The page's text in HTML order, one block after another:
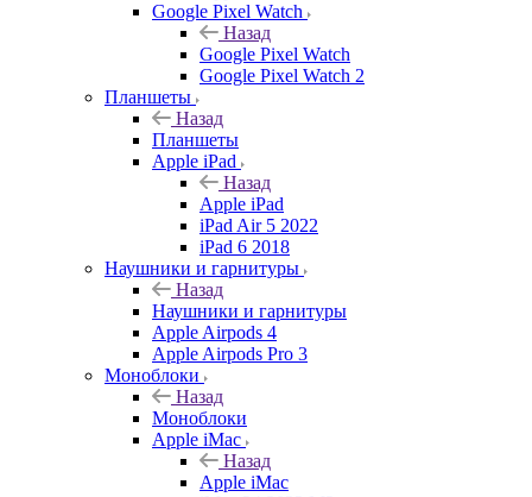
Google Pixel Watch
Назад
Google Pixel Watch
Google Pixel Watch 2
Планшеты
Назад
Планшеты
Apple iPad
Назад
Apple iPad
iPad Air 5 2022
iPad 6 2018
Наушники и гарнитуры
Назад
Наушники и гарнитуры
Apple Airpods 4
Apple Airpods Pro 3
Моноблоки
Назад
Моноблоки
Apple iMac
Назад
Apple iMac